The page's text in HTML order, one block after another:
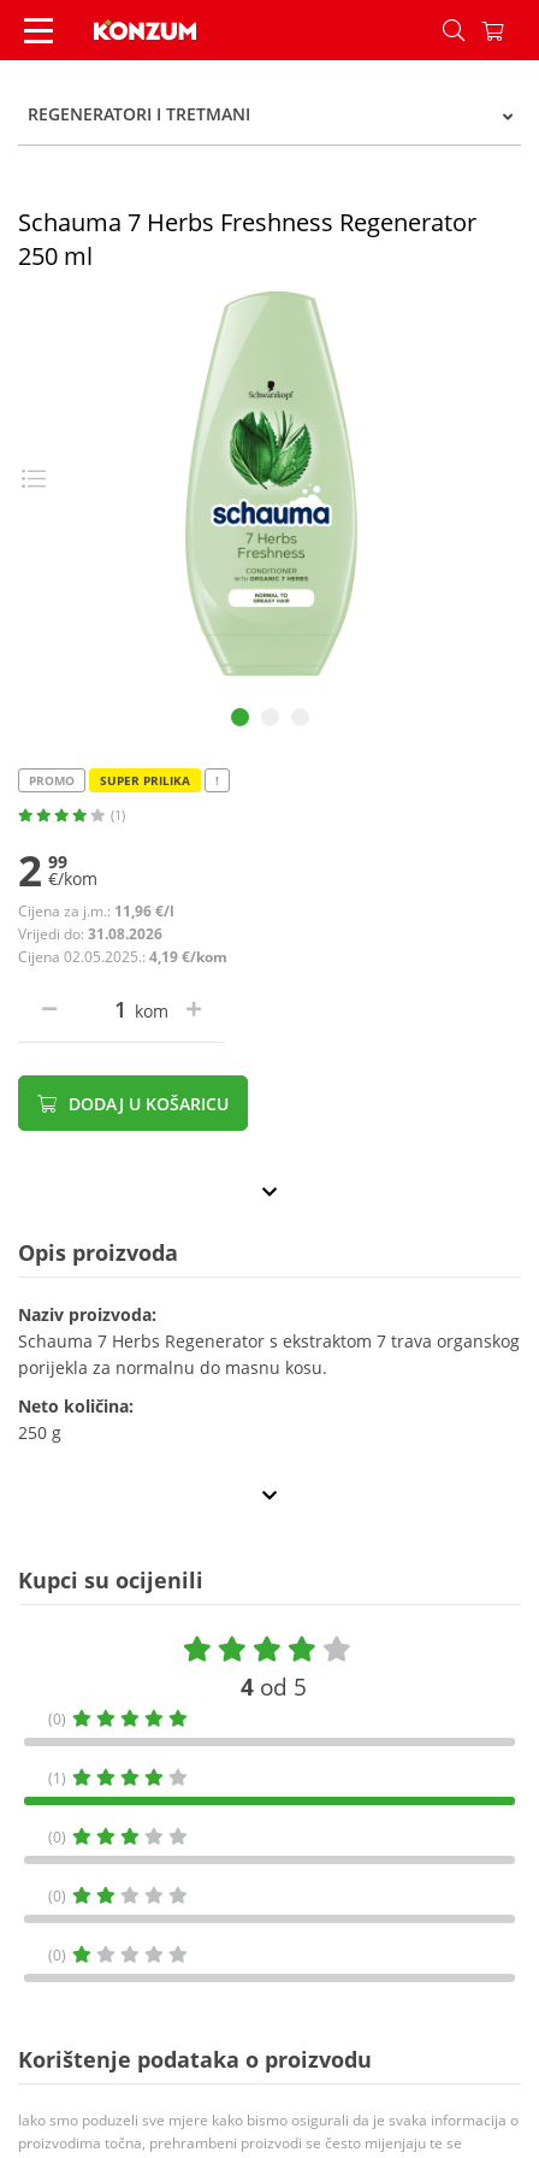
Schauma 7 Herbs Freshness Regenerator 250
REGENERATORI I TRETMANI
Schauma 7 Herbs Freshness Regenerator
250 ml
PROMO SUPER PRILIKA !
(1)
2 99
€/kom
Cijena za j.m.: 11,96 €/l
Vrijedi do: 31.08.2026
Cijena 02.05.2025.: 4,19 €/kom
kom
DODAJ U KOŠARICU
Opis proizvoda
Naziv proizvoda:
Schauma 7 Herbs Regenerator s ekstraktom 7 trava organskog
porijekla za normalnu do masnu kosu.
Neto količina:
250 g
Kupci su ocijenili
4 od 5
(0)
(1)
(0)
(0)
(0)
Korištenje podataka o proizvodu
Iako smo poduzeli sve mjere kako bismo osigurali da je svaka informacija o
proizvodima točna, prehrambeni proizvodi se često mijenjaju te se